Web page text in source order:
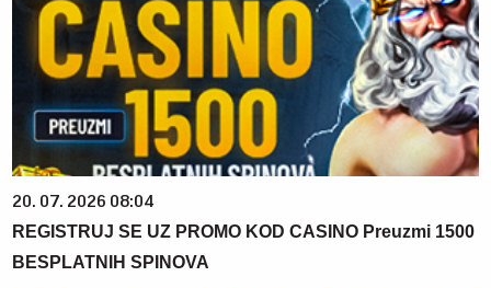
20. 07. 2026 08:04
REGISTRUJ SE UZ PROMO KOD CASINO Preuzmi 1500
BESPLATNIH SPINOVA